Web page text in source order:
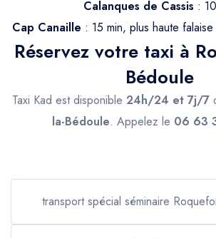
Calanques de Cassis :
Cap Canaille : 15 min, plus haute
Réservez votre taxi à
Bédoule
Taxi Kad est disponible 24h/24 et 7j/7
la-Bédoule. Appelez le 06 63
transport spécial séminaire